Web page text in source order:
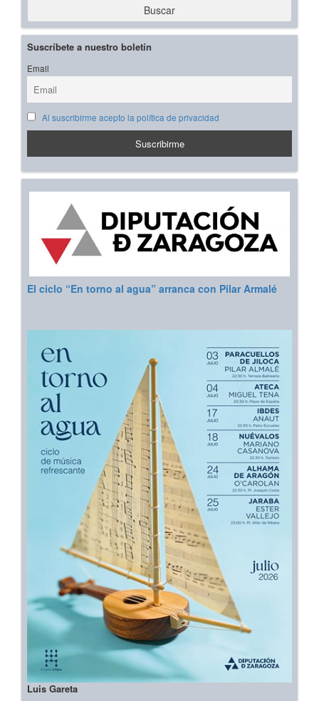
Buscar
Suscríbete a nuestro boletín
Email
Al suscribirme acepto la política de privacidad
El ciclo “En torno al agua” arranca con Pilar Armalé
Luis Gareta